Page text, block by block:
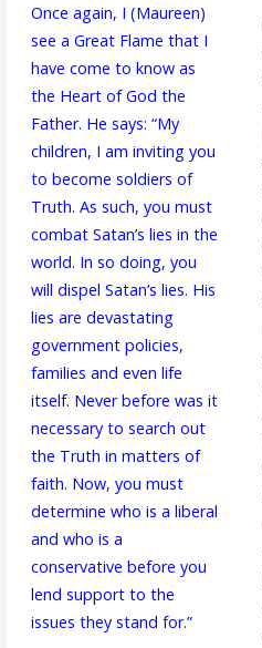
Once again, I (Maureen)
see a Great Flame that I
have come to know as
the Heart of God the
Father. He says: “My
children, I am inviting you
to become soldiers of
Truth. As such, you must
combat Satan’s lies in the
world. In so doing, you
will dispel Satan’s lies. His
lies are devastating
government policies,
families and even life
itself. Never before was it
necessary to search out
the Truth in matters of
faith. Now, you must
determine who is a liberal
and who is a
conservative before you
lend support to the
issues they stand for.”